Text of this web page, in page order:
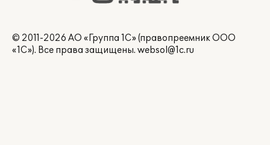
© 2011-2026 АО «Группа 1С» (правопреемник ООО
«1С»). Все права защищены. websol@1c.ru